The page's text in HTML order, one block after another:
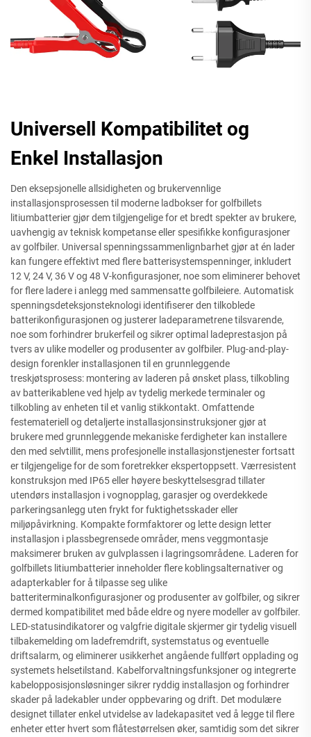
Universell Kompatibilitet og
Enkel Installasjon
Den eksepsjonelle allsidigheten og brukervennlige
installasjonsprosessen til moderne ladbokser for golfbillets
litiumbatterier gjør dem tilgjengelige for et bredt spekter av brukere,
uavhengig av teknisk kompetanse eller spesifikke konfigurasjoner
av golfbiler. Universal spenningssammenlignbarhet gjør at én lader
kan fungere effektivt med flere batterisystemspenninger, inkludert
12 V, 24 V, 36 V og 48 V-konfigurasjoner, noe som eliminerer behovet
for flere ladere i anlegg med sammensatte golfbileiere. Automatisk
spenningsdeteksjonsteknologi identifiserer den tilkoblede
batterikonfigurasjonen og justerer ladeparametrene tilsvarende,
noe som forhindrer brukerfeil og sikrer optimal ladeprestasjon på
tvers av ulike modeller og produsenter av golfbiler. Plug-and-play-
design forenkler installasjonen til en grunnleggende
treskjøtsprosess: montering av laderen på ønsket plass, tilkobling
av batterikablene ved hjelp av tydelig merkede terminaler og
tilkobling av enheten til et vanlig stikkontakt. Omfattende
festemateriell og detaljerte installasjonsinstruksjoner gjør at
brukere med grunnleggende mekaniske ferdigheter kan installere
den med selvtillit, mens profesjonelle installasjonstjenester fortsatt
er tilgjengelige for de som foretrekker ekspertoppsett. Værresistent
konstruksjon med IP65 eller høyere beskyttelsesgrad tillater
utendørs installasjon i vognopplag, garasjer og overdekkede
parkeringsanlegg uten frykt for fuktighetsskader eller
miljøpåvirkning. Kompakte formfaktorer og lette design letter
installasjon i plassbegrensede områder, mens veggmontasje
maksimerer bruken av gulvplassen i lagringsområdene. Laderen for
golfbillets litiumbatterier inneholder flere koblingsalternativer og
adapterkabler for å tilpasse seg ulike
batteriterminalkonfigurasjoner og produsenter av golfbiler, og sikrer
dermed kompatibilitet med både eldre og nyere modeller av golfbiler.
LED-statusindikatorer og valgfrie digitale skjermer gir tydelig visuell
tilbakemelding om ladefremdrift, systemstatus og eventuelle
driftsalarm, og eliminerer usikkerhet angående fullført opplading og
systemets helsetilstand. Kabelforvaltningsfunksjoner og integrerte
kabelopposisjonsløsninger sikrer ryddig installasjon og forhindrer
skader på ladekabler under oppbevaring og drift. Det modulære
designet tillater enkel utvidelse av ladekapasitet ved å legge til flere
enheter etter hvert som flåtestørrelsen øker, samtidig som det sikrer